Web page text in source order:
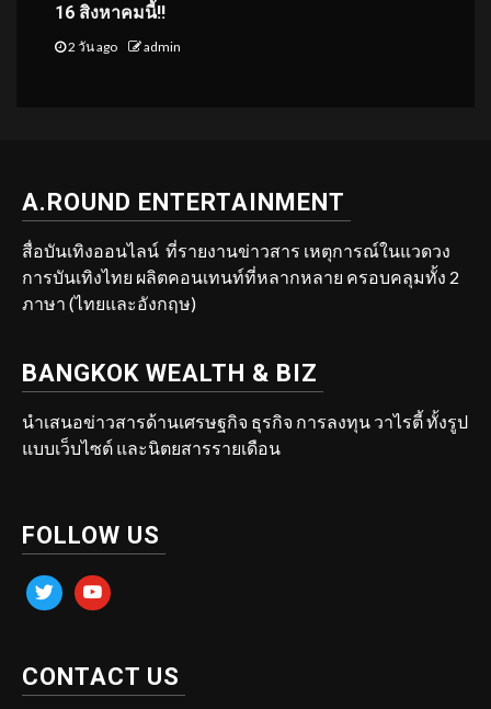
16 สิงหาคมนี้!!
2 วัน ago admin
A.ROUND ENTERTAINMENT
สื่อบันเทิงออนไลน์ ที่รายงานข่าวสาร เหตุการณ์ในแวดวง
การบันเทิงไทย ผลิตคอนเทนท์ที่หลากหลาย ครอบคลุมทั้ง 2
ภาษา (ไทยและอังกฤษ)
BANGKOK WEALTH & BIZ
นำเสนอข่าวสารด้านเศรษฐกิจ ธุรกิจ การลงทุน วาไรตี้ ทั้งรูป
แบบเว็บไซต์ และนิตยสารรายเดือน
FOLLOW US
twitter youtube
CONTACT US